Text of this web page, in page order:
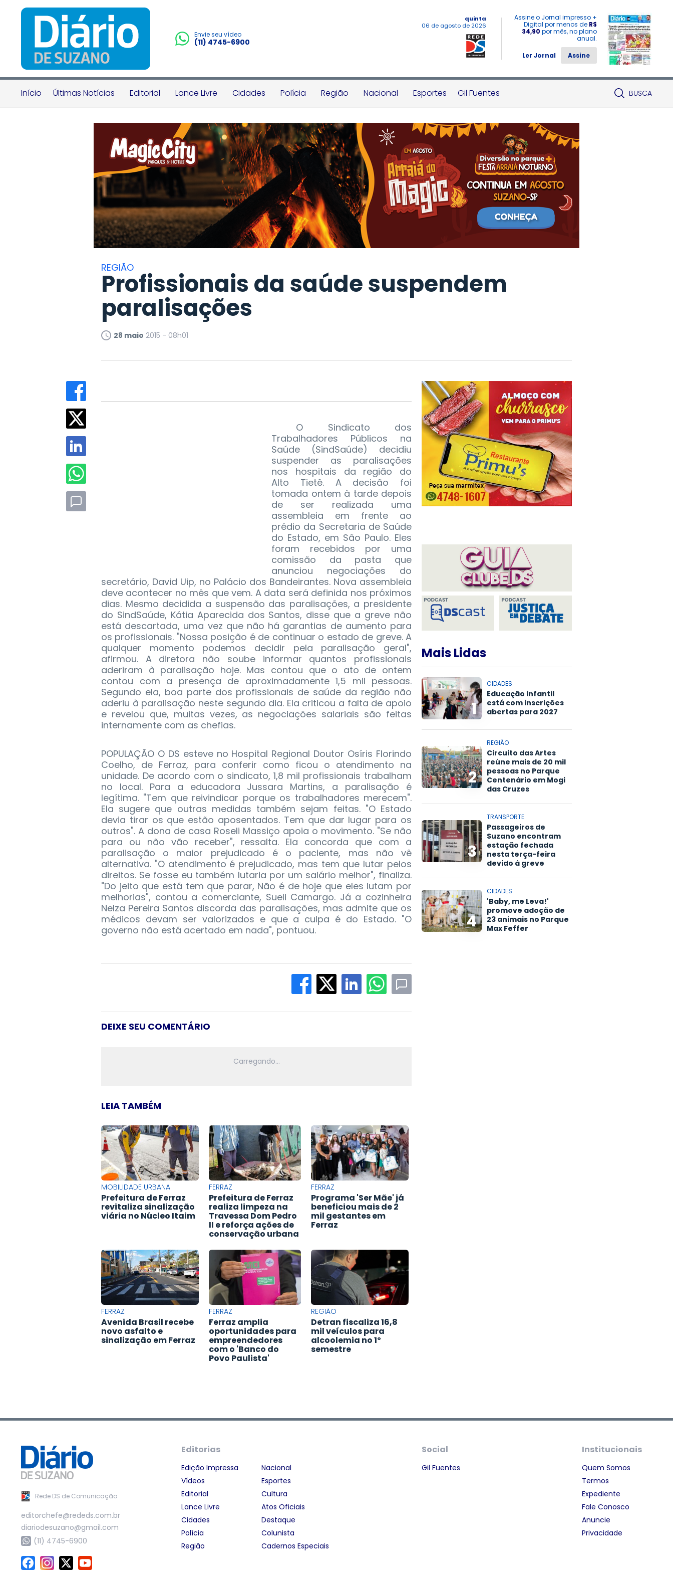
Envie seu vídeo
(11) 4745-6900
quinta
06 de agosto de 2026
Assine o Jornal impresso +
Digital por menos de R$
34,90 por mês, no plano
anual.
Ler Jornal
Assine
Início Últimas Notícias Editorial Lance Livre Cidades Polícia Região Nacional Esportes Gil Fuentes BUSCA
REGIÃO
Profissionais da saúde suspendem
paralisações
28 maio 2015 - 08h01
O Sindicato dos
Trabalhadores Públicos na
Saúde (SindSaúde) decidiu
suspender as paralisações
nos hospitais da região do
Alto Tietê. A decisão foi
tomada ontem à tarde depois
de ser realizada uma
assembleia em frente ao
prédio da Secretaria de Saúde
do Estado, em São Paulo. Eles
foram recebidos por uma
comissão da pasta que
anunciou negociações do
secretário, David Uip, no Palácio dos Bandeirantes. Nova assembleia
deve acontecer no mês que vem. A data será definida nos próximos
dias. Mesmo decidida a suspensão das paralisações, a presidente
do SindSaúde, Kátia Aparecida dos Santos, disse que a greve não
está descartada, uma vez que não há garantias de aumento para
os profissionais. "Nossa posição é de continuar o estado de greve. A
qualquer momento podemos decidir pela paralisação geral",
afirmou. A diretora não soube informar quantos profissionais
aderiram à paralisação hoje. Mas contou que o ato de ontem
contou com a presença de aproximadamente 1,5 mil pessoas.
Segundo ela, boa parte dos profissionais de saúde da região não
aderiu à paralisação neste segundo dia. Ela criticou a falta de apoio
e revelou que, muitas vezes, as negociações salariais são feitas
internamente com as chefias.
POPULAÇÃO O DS esteve no Hospital Regional Doutor Osíris Florindo
Coelho, de Ferraz, para conferir como ficou o atendimento na
unidade. De acordo com o sindicato, 1,8 mil profissionais trabalham
no local. Para a educadora Jussara Martins, a paralisação é
legítima. "Tem que reivindicar porque os trabalhadores merecem".
Ela sugere que outras medidas também sejam feitas. "O Estado
devia tirar os que estão aposentados. Tem que dar lugar para os
outros". A dona de casa Roseli Massiço apoia o movimento. "Se não
para ou não vão receber", ressalta. Ela concorda que com a
paralisação o maior prejudicado é o paciente, mas não vê
alternativa. "O atendimento é prejudicado, mas tem que lutar pelos
direitos. Se fosse eu também lutaria por um salário melhor", finaliza.
"Do jeito que está tem que parar, Não é de hoje que eles lutam por
melhorias", contou a comerciante, Sueli Camargo. Já a cozinheira
Nelza Pereira Santos discorda das paralisações, mas admite que os
médicos devam ser valorizados e que a culpa é do Estado. "O
governo não está acertado em nada", pontuou.
DEIXE SEU COMENTÁRIO
LEIA TAMBÉM
MOBILIDADE URBANA
Prefeitura de Ferraz
revitaliza sinalização
viária no Núcleo Itaim
FERRAZ
Prefeitura de Ferraz
realiza limpeza na
Travessa Dom Pedro
II e reforça ações de
conservação urbana
FERRAZ
Programa 'Ser Mãe' já
beneficiou mais de 2
mil gestantes em
Ferraz
FERRAZ
Avenida Brasil recebe
novo asfalto e
sinalização em Ferraz
FERRAZ
Ferraz amplia
oportunidades para
empreendedores
com o 'Banco do
Povo Paulista'
REGIÃO
Detran fiscaliza 16,8
mil veículos para
alcoolemia no 1º
semestre
Mais Lidas
1
CIDADES
Educação infantil
está com inscrições
abertas para 2027
2
REGIÃO
Circuito das Artes
reúne mais de 20 mil
pessoas no Parque
Centenário em Mogi
das Cruzes
3
TRANSPORTE
Passageiros de
Suzano encontram
estação fechada
nesta terça-feira
devido à greve
4
CIDADES
'Baby, me Leva!'
promove adoção de
23 animais no Parque
Max Feffer
Rede DS de Comunicação
editorchefe@rededs.com.br
diariodesuzano@gmail.com
(11) 4745-6900
Editorias
Edição Impressa
Vídeos
Editorial
Lance Livre
Cidades
Polícia
Região
Nacional
Esportes
Cultura
Atos Oficiais
Destaque
Colunista
Cadernos Especiais
Social
Gil Fuentes
Institucionais
Quem Somos
Termos
Expediente
Fale Conosco
Anuncie
Privacidade